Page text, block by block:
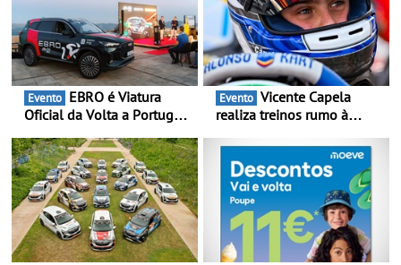
Evento
Oficial da Volta a Portugal
presença nacional ao lado
da mítica prova de ciclismo
e leva a sua gama SUV
multi-energia às estradas
de Portugal
Evento
realiza treinos rumo à
Portugal Karting e mira boa
estreia - O Campeonato
Portugal Karting 2026
decorre entre 1 de Março e
6 de Setembro